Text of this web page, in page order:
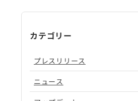
カテゴリー
プレスリリース
ニュース